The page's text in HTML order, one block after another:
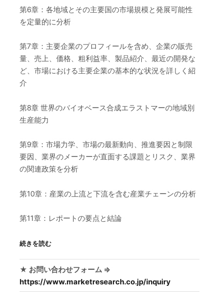
第6章：各地域とその主要国の市場規模と発展可能性
を定量的に分析
第7章：主要企業のプロフィールを含め、企業の販売
量、売上、価格、粗利益率、製品紹介、最近の開発な
ど、市場における主要企業の基本的な状況を詳しく紹
介
第8章 世界のバイオベース合成エラストマーの地域別
生産能力
第9章：市場力学、市場の最新動向、推進要因と制限
要因、業界のメーカーが直面する課題とリスク、業界
の関連政策を分析
第10章：産業の上流と下流を含む産業チェーンの分析
第11章：レポートの要点と結論
続きを読む
★ お問い合わせフォーム ⇒
https://www.marketresearch.co.jp/inquiry